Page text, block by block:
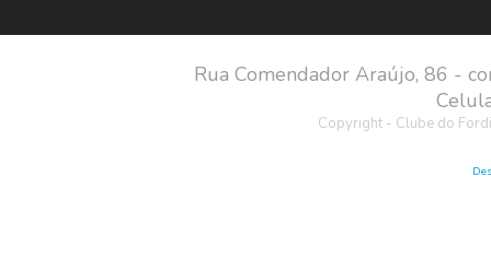
Rua Comendador Araújo, 86 -
Copyright - Clube do